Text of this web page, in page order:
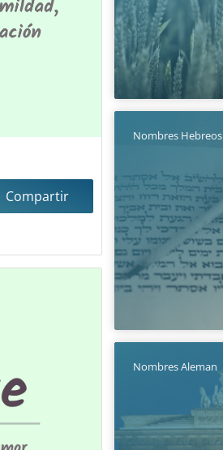
Compartir
Nombres Hebreos
Nombres Aleman